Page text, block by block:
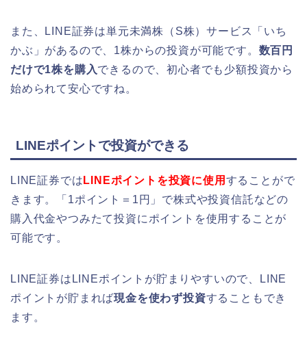
また、LINE証券は単元未満株（S株）サービス「いち
かぶ」があるので、 1株からの投資が可能です。 数百円
だけで1株を購入できるので、初心者でも少額投資から
始められて安心ですね。
LINEポイントで投資ができる
LINE証券では LINEポイントを投資に使用 することがで
きます。「1ポイント＝1円」で株式や投資信託などの
購入代金やつみたて投資にポイントを使用することが
可能です。
LINE証券はLINEポイントが貯まりやすいので、LINE
ポイントが貯まれば現金を使わず投資することもでき
ます。